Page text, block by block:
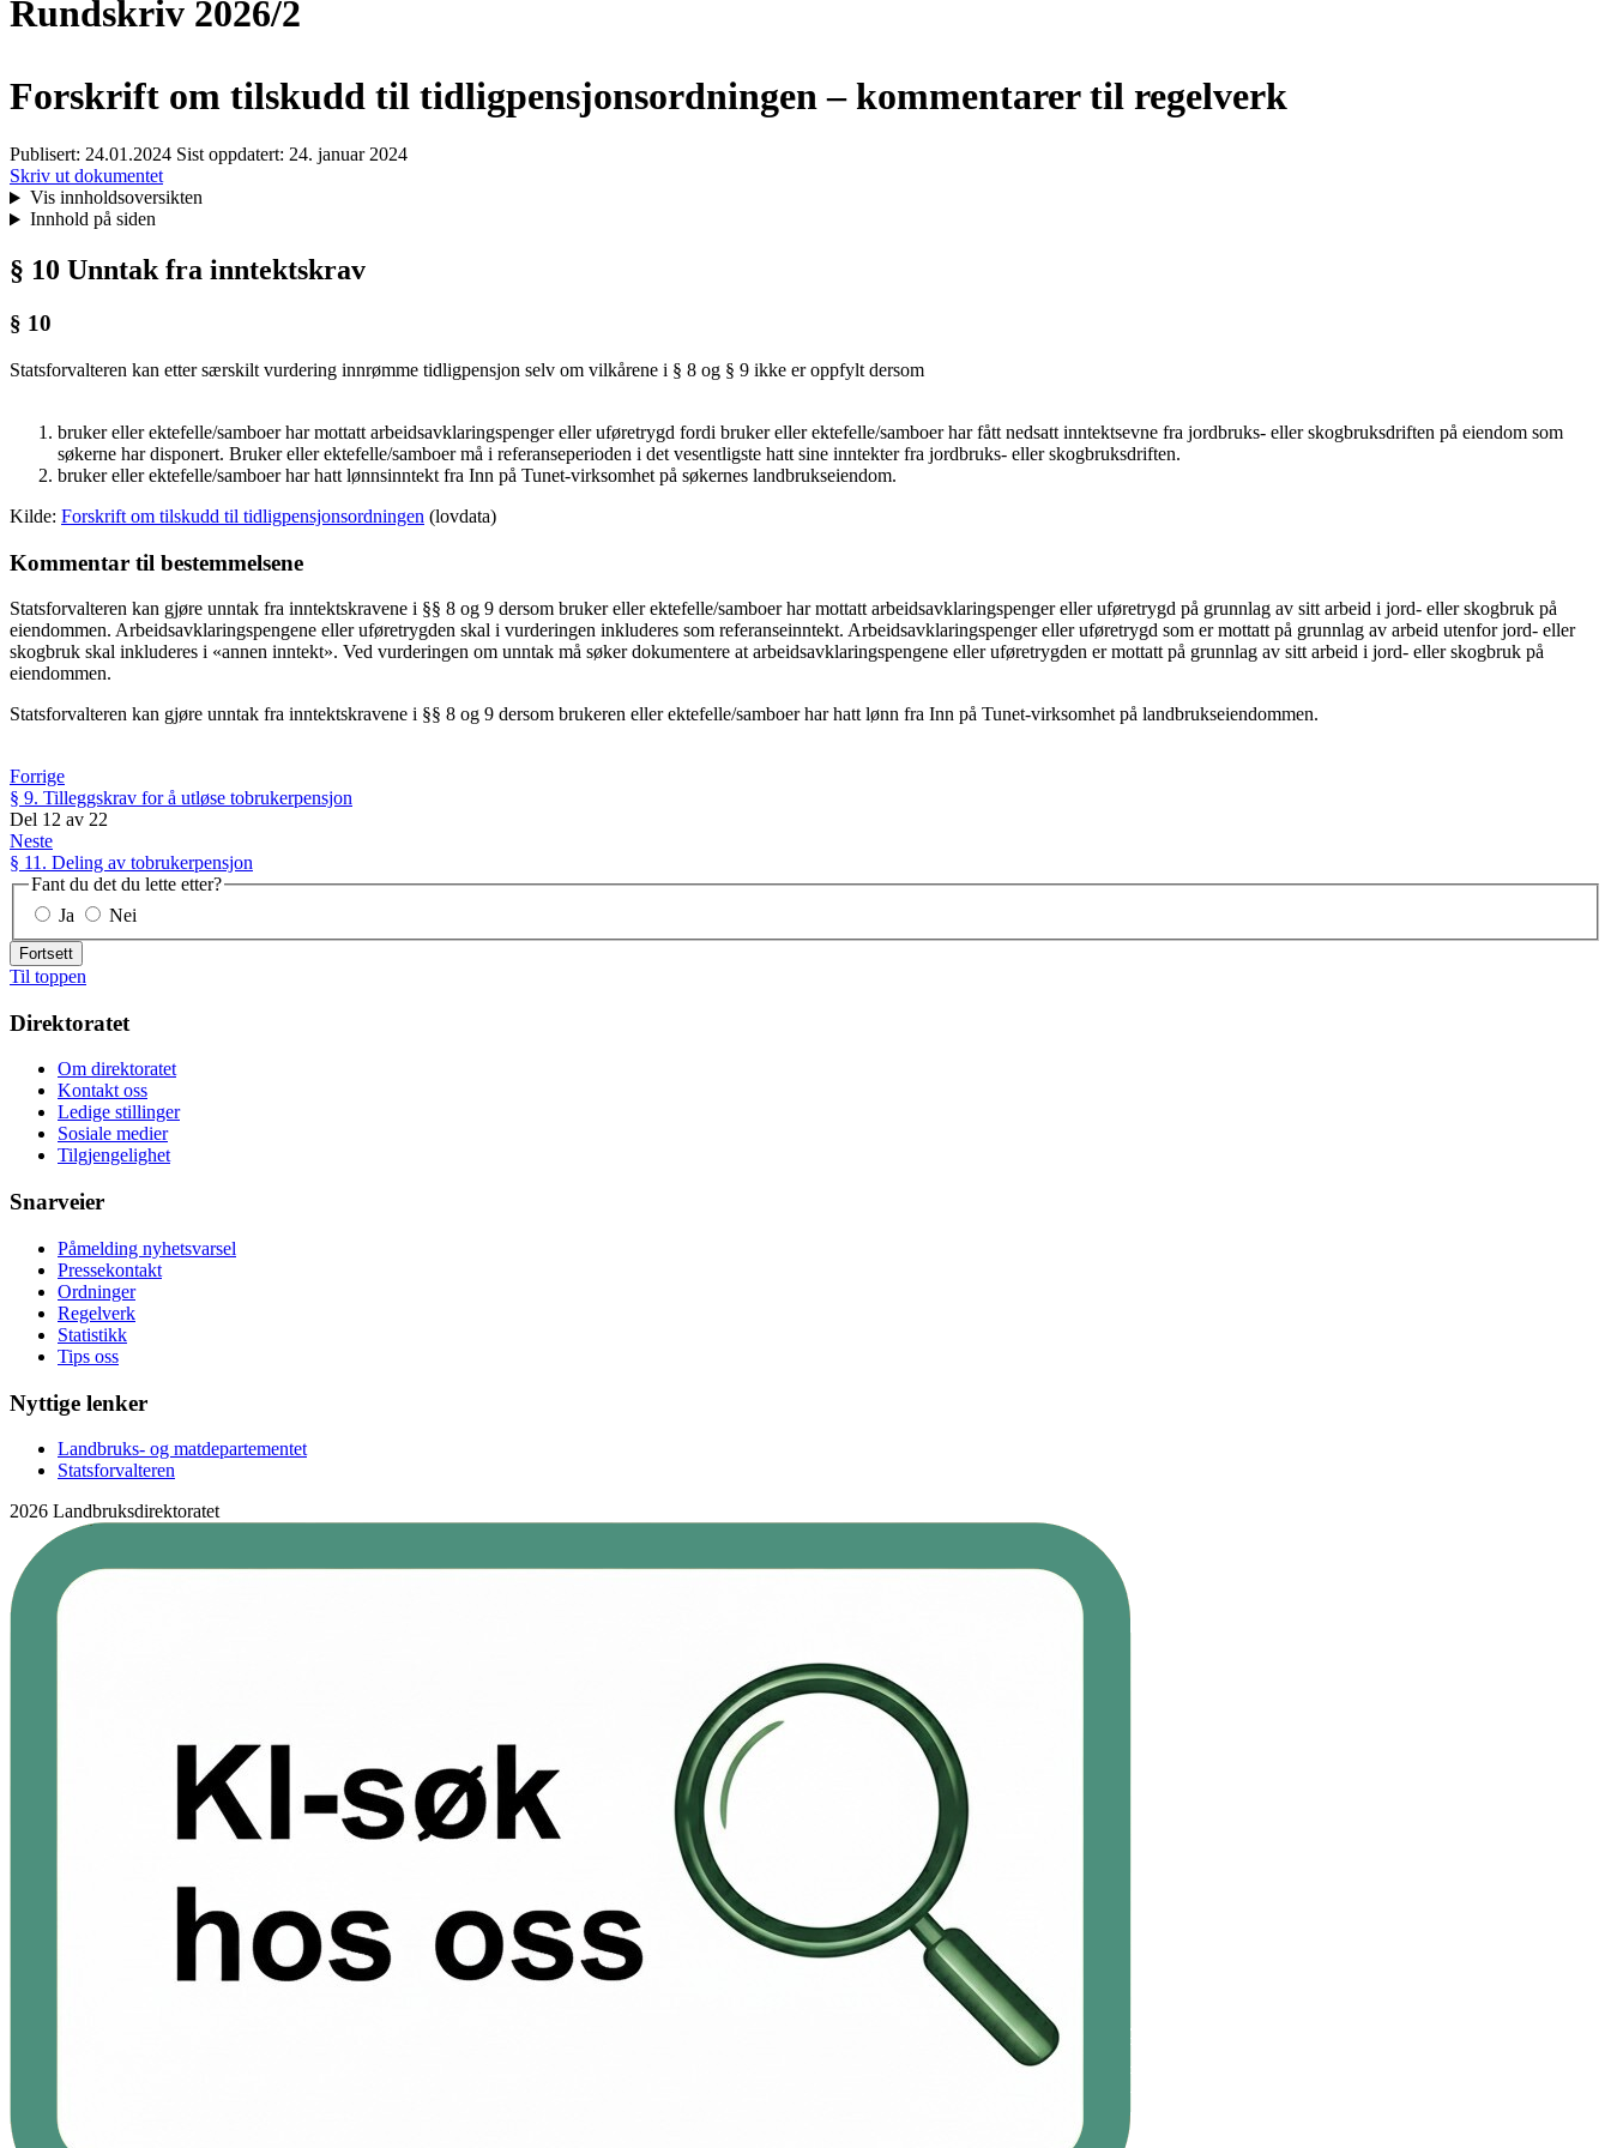
Rundskriv 2026/2
Forskrift om tilskudd til tidligpensjonsordningen – kommentarer til regelverk
Publisert: 24.01.2024 Sist oppdatert: 24. januar 2024
Skriv ut dokumentet
Vis innholdsoversikten
Innhold på siden
§ 10 Unntak fra inntektskrav
§ 10
Statsforvalteren kan etter særskilt vurdering innrømme tidligpensjon selv om vilkårene i § 8 og § 9 ikke er oppfylt dersom
bruker eller ektefelle/samboer har mottatt arbeidsavklaringspenger eller uføretrygd fordi bruker eller ektefelle/samboer har fått nedsatt inntektsevne fra jordbruks- eller skogbruksdriften på eiendom som
søkerne har disponert. Bruker eller ektefelle/samboer må i referanseperioden i det vesentligste hatt sine inntekter fra jordbruks- eller skogbruksdriften.
bruker eller ektefelle/samboer har hatt lønnsinntekt fra Inn på Tunet-virksomhet på søkernes landbrukseiendom.
Kilde: Forskrift om tilskudd til tidligpensjonsordningen (lovdata)
Kommentar til bestemmelsene
Statsforvalteren kan gjøre unntak fra inntektskravene i §§ 8 og 9 dersom bruker eller ektefelle/samboer har mottatt arbeidsavklaringspenger eller uføretrygd på grunnlag av sitt arbeid i jord- eller skogbruk på
eiendommen. Arbeidsavklaringspengene eller uføretrygden skal i vurderingen inkluderes som referanseinntekt. Arbeidsavklaringspenger eller uføretrygd som er mottatt på grunnlag av arbeid utenfor jord- eller
skogbruk skal inkluderes i «annen inntekt». Ved vurderingen om unntak må søker dokumentere at arbeidsavklaringspengene eller uføretrygden er mottatt på grunnlag av sitt arbeid i jord- eller skogbruk på
eiendommen.
Statsforvalteren kan gjøre unntak fra inntektskravene i §§ 8 og 9 dersom brukeren eller ektefelle/samboer har hatt lønn fra Inn på Tunet-virksomhet på landbrukseiendommen.
Forrige
§ 9. Tilleggskrav for å utløse tobrukerpensjon
Del 12 av 22
Neste
§ 11. Deling av tobrukerpensjon
Fant du det du lette etter?
Ja
Nei
Fortsett
Til toppen
Direktoratet
Om direktoratet
Kontakt oss
Ledige stillinger
Sosiale medier
Tilgjengelighet
Snarveier
Påmelding nyhetsvarsel
Pressekontakt
Ordninger
Regelverk
Statistikk
Tips oss
Nyttige lenker
Landbruks- og matdepartementet
Statsforvalteren
2026 Landbruksdirektoratet